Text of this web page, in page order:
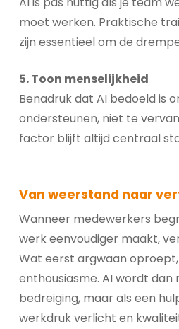
moet werken. Praktische
zijn essentieel om de
5. Toon menselijkheid
Benadruk dat AI bedoeld is
ondersteunen, niet te
factor blijft altijd centraal
Van weerstand naar
Wanneer medewerkers
werk eenvoudiger maakt,
Wat eerst argwaan
enthousiasme. AI wordt dan
bedreiging, maar als een
werkdruk verlicht en